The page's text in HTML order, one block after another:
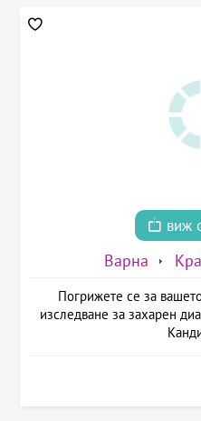
виж
Варна
Погрижете се за
изследване за захарен